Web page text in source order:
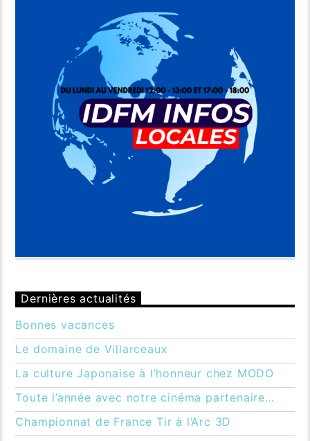
Dernières actualités
Bonnes vacances
Le domaine de Villarceaux
La culture Japonaise à l’honneur chez MODO
Toute l’année avec notre cinéma partenaire…
Championnat de France Tir à l’Arc 3D